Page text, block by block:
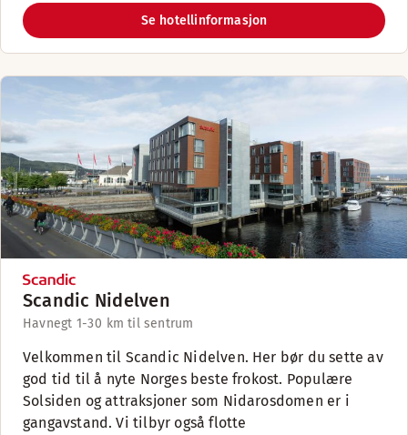
Se hotellinformasjon
Scandic Nidelven
Havnegt 1-30 km til sentrum
Velkommen til Scandic Nidelven. Her bør du sette av
god tid til å nyte Norges beste frokost. Populære
Solsiden og attraksjoner som Nidarosdomen er i
gangavstand. Vi tilbyr også flotte